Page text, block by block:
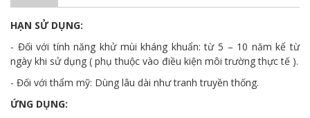
HẠN SỬ DỤNG:
- Đối với tính năng khử mùi kháng khuẩn: từ 5 – 10 năm kể từ
ngày khi sử dụng ( phụ thuộc vào điều kiện môi trường thực tế ).
- Đối với thẩm mỹ: Dùng lâu dài như tranh truyền thống.
ỨNG DỤNG: